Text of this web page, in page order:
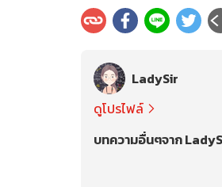
LadySir
ดูโปรไฟล์
บทความอื่นๆจาก